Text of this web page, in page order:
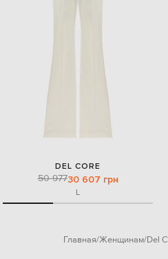
DEL CORE
50 97730 607 грн
L
Главная Женщинам Del